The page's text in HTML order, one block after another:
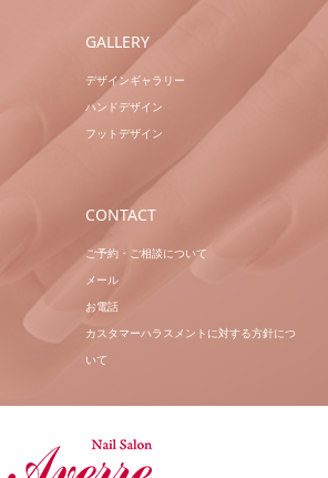
GALLERY
デザインギャラリー
ハンドデザイン
フットデザイン
CONTACT
ご予約・ご相談について
メール
お電話
カスタマーハラスメントに対する方針につ
いて